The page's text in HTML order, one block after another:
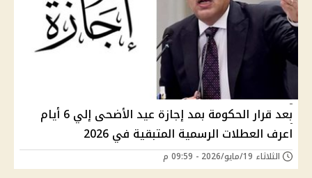
بعد قرار الحكومة بمد إجازة عيد الأضحى إلي 6 أيام
اعرف العطلات الرسمية المتبقية في 2026
الثلاثاء 19/مايو/2026 - 09:59 م